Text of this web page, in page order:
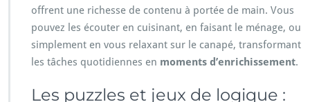
offrent une richesse de contenu à portée de main. Vous
pouvez les écouter en cuisinant, en faisant le ménage, ou
simplement en vous relaxant sur le canapé, transformant
les tâches quotidiennes en moments d’enrichissement.
Les puzzles et jeux de logique :